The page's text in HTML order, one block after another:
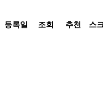
등록일 조회 추천 스